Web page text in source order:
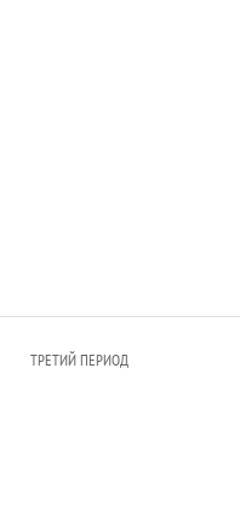
ТРЕТИЙ ПЕРИОД